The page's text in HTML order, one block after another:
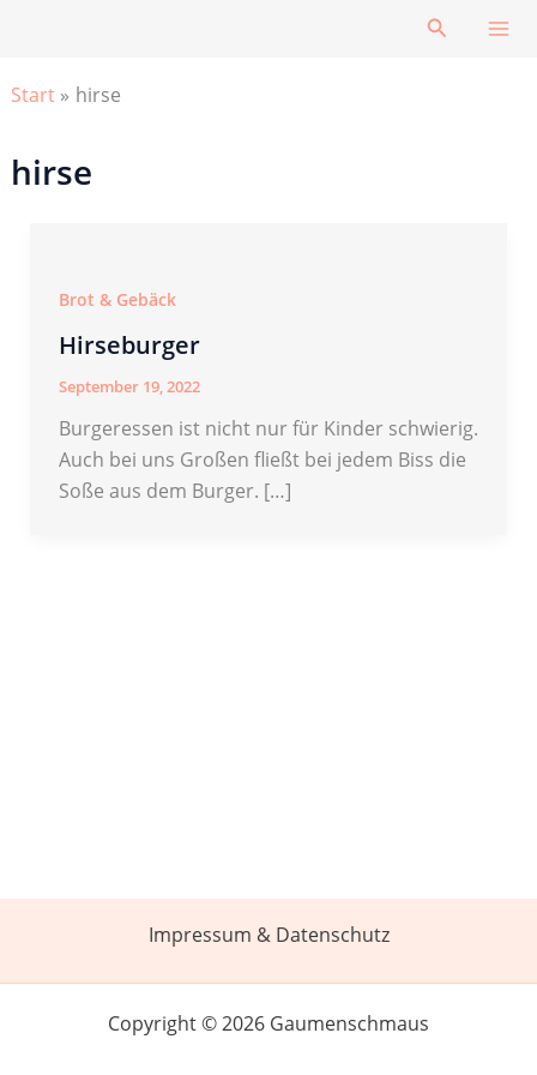
Suchen
Start hirse
hirse
Brot & Gebäck
Hirseburger
September 19, 2022
Burgeressen ist nicht nur für Kinder schwierig.
Auch bei uns Großen fließt bei jedem Biss die
Soße aus dem Burger. […]
Impressum & Datenschutz
Copyright © 2026 Gaumenschmaus